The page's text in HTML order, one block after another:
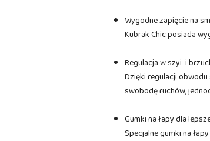
Wygodne zapięcie na
Kubrak Chic posiada
Regulacja w szyi i
Dzięki regulacji
swobodę ruchów,
Gumki na łapy dla
Specjalne gumki na